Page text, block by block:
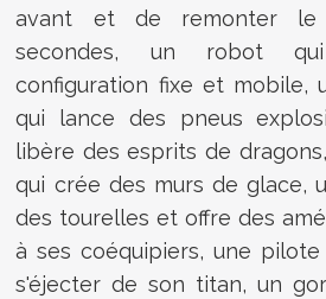
avant et de remonter le
secondes, un robot
configuration fixe et mobile,
qui lance des pneus
libère des esprits de
qui crée des murs de glace,
des tourelles et offre des
à ses coéquipiers, une
s'éjecter de son titan, un